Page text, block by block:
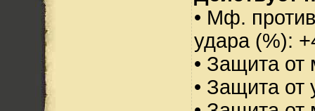
• Мф.
удара (%):
• Защита от
• Защита от